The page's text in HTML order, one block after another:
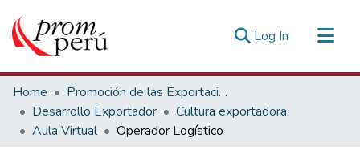
Log In (current)
Communities & Collections
All of DSpace
Statistics
Home
Promoción de las Exportaciones
Desarrollo Exportador
Cultura exportadora
Aula Virtual
Operador Logístico